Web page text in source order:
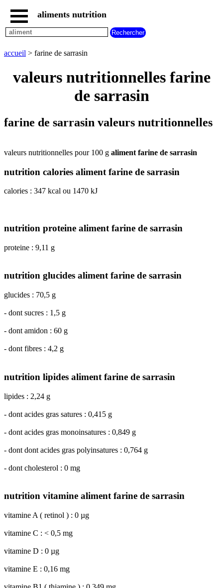
accueil
tous
aliments
aliments
aliments
par
commencant
A B C D E F
G
H
I J K L M
N
aliments nutrition
accueil > farine de sarrasin
valeurs nutritionnelles farine
de sarrasin
farine de sarrasin valeurs nutritionnelles
valeurs nutritionnelles pour 100 g aliment farine de sarrasin
nutrition calories aliment farine de sarrasin
calories : 347 kcal ou 1470 kJ
nutrition proteine aliment farine de sarrasin
proteine : 9,11 g
nutrition glucides aliment farine de sarrasin
glucides : 70,5 g
- dont sucres : 1,5 g
- dont amidon : 60 g
- dont fibres : 4,2 g
nutrition lipides aliment farine de sarrasin
lipides : 2,24 g
- dont acides gras satures : 0,415 g
- dont acides gras monoinsatures : 0,849 g
- dont dont acides gras polyinsatures : 0,764 g
- dont cholesterol : 0 mg
nutrition vitamine aliment farine de sarrasin
vitamine A ( retinol ) : 0 µg
vitamine C : < 0,5 mg
vitamine D : 0 µg
vitamine E : 0,16 mg